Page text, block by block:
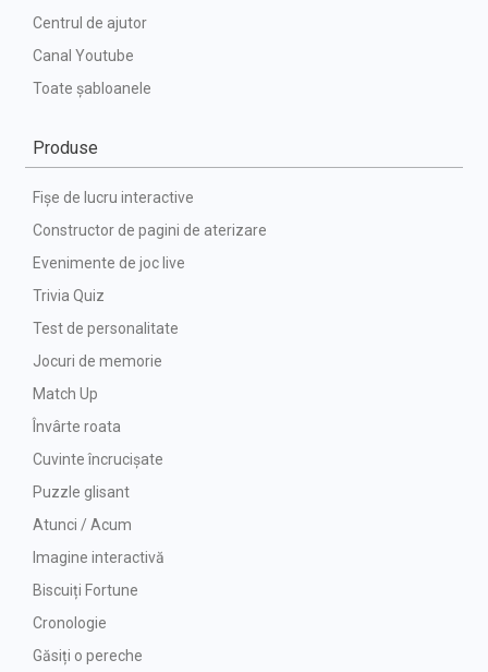
Centrul de ajutor
Canal Youtube
Toate șabloanele
Produse
Fișe de lucru interactive
Constructor de pagini de aterizare
Evenimente de joc live
Trivia Quiz
Test de personalitate
Jocuri de memorie
Match Up
Învârte roata
Cuvinte încrucișate
Puzzle glisant
Atunci / Acum
Imagine interactivă
Biscuiți Fortune
Cronologie
Găsiți o pereche